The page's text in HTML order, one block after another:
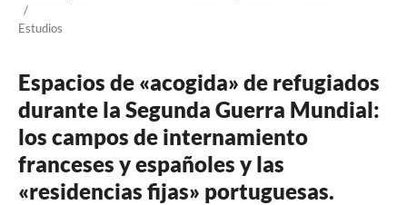
/
Estudios
Espacios de «acogida» de refugiados
durante la Segunda Guerra Mundial:
los campos de internamiento
franceses y españoles y las
«residencias fijas» portuguesas.